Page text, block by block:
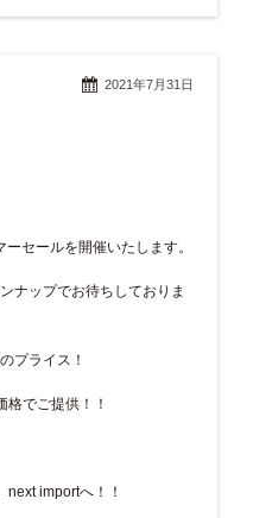
2021年7月31日
セールを開催いたします。
ナップでお待ちしておりま
プライス！
でご提供！！
next importへ！！